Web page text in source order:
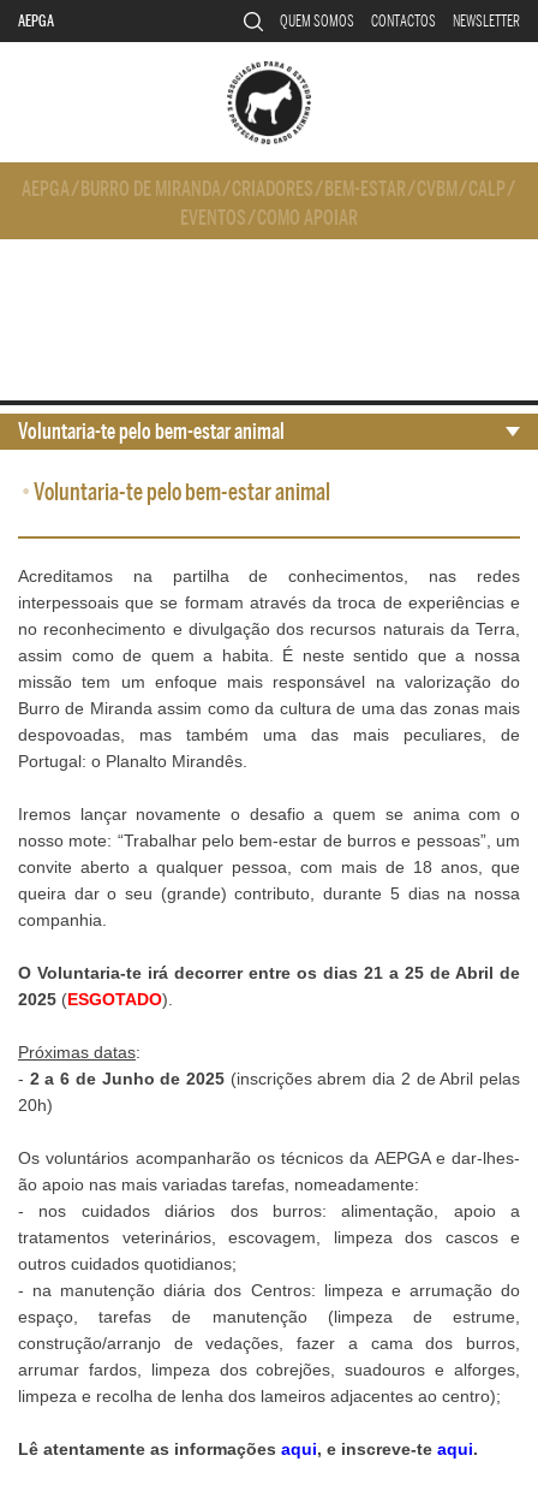
AEPGA QUEM SOMOS CONTACTOS NEWSLETTER
AEPGA/ BURRO DE MIRANDA/CRIADORES/ BEM-ESTAR/CVBM/CALP/
EVENTOS/COMO APOIAR
•Voluntaria-te pelo bem-estar animal
Acreditamos na partilha de conhecimentos, nas redes
interpessoais que se formam através da troca de experiências e
no reconhecimento e divulgação dos recursos naturais da Terra,
assim como de quem a habita. É neste sentido que a nossa
missão tem um enfoque mais responsável na valorização do
Burro de Miranda assim como da cultura de uma das zonas mais
despovoadas, mas também uma das mais peculiares, de
Portugal: o Planalto Mirandês.
Iremos lançar novamente o desafio a quem se anima com o
nosso mote: “Trabalhar pelo bem-estar de burros e pessoas”, um
convite aberto a qualquer pessoa, com mais de 18 anos, que
queira dar o seu (grande) contributo, durante 5 dias na nossa
companhia.
O Voluntaria-te irá decorrer entre os dias 21 a 25 de Abril de
2025 (ESGOTADO).
Próximas datas:
- 2 a 6 de Junho de 2025 (inscrições abrem dia 2 de Abril pelas
20h)
Os voluntários acompanharão os técnicos da AEPGA e dar-lhes-
ão apoio nas mais variadas tarefas, nomeadamente:
- nos cuidados diários dos burros: alimentação, apoio a
tratamentos veterinários, escovagem, limpeza dos cascos e
outros cuidados quotidianos;
- na manutenção diária dos Centros: limpeza e arrumação do
espaço, tarefas de manutenção (limpeza de estrume,
construção/arranjo de vedações, fazer a cama dos burros,
arrumar fardos, limpeza dos cobrejões, suadouros e alforges,
limpeza e recolha de lenha dos lameiros adjacentes ao centro);
Lê atentamente as informações aqui, e inscreve-te aqui.
Voluntaria-te pelo bem-estar animal